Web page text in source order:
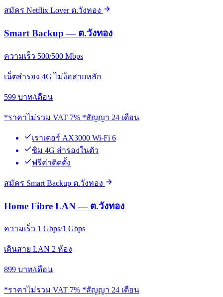
สมัคร Netflix Lover ต.วังทอง
Smart Backup — ต.วังทอง
ความเร็ว 500/500 Mbps
เน็ตสำรอง 4G ไม่ง้อสายหลัก
599 บาท/เดือน
*ราคาไม่รวม VAT 7% *สัญญา 24 เดือน
เราเตอร์ AX3000 Wi-Fi 6
ซิม 4G สำรองในตัว
ฟรีค่าติดตั้ง
สมัคร Smart Backup ต.วังทอง
Home Fibre LAN — ต.วังทอง
ความเร็ว 1 Gbps/1 Gbps
เดินสาย LAN 2 ห้อง
899 บาท/เดือน
*ราคาไม่รวม VAT 7% *สัญญา 24 เดือน